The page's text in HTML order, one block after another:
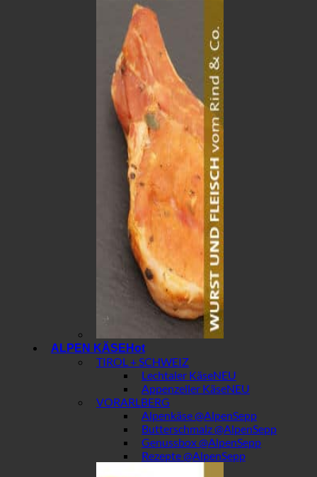
ALPEN KÄSE
TIROL + SCHWEIZ
Lechtaler Käse
Appenzeller Käse
VORARLBERG
Alpenkäse @AlpenSepp
Butterschmalz @AlpenSepp
Genussbox @AlpenSepp
Rezepte @AlpenSepp